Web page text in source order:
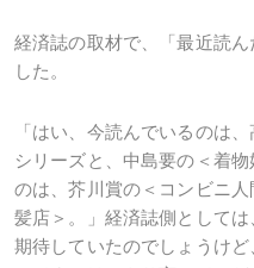
経済誌の取材で、「最近読
した。
「はい、今読んでいるのは
シリーズと、中島要の＜着
のは、芥川賞の＜コンビニ
髪店＞。」経済誌側として
期待していたのでしょうけ